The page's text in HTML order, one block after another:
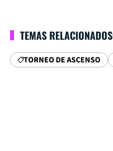
TEMAS RELACIONADOS
TORNEO DE ASCENSO